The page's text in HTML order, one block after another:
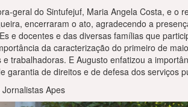
geral do Sintufejuf, Maria Angela Costa, e o
encerraram o ato, agradecendo a
e docentes e das diversas famílias que
da caracterização do primeiro de
e trabalhadoras. E Augusto enfatizou a
garantia de direitos e de defesa dos serviços
Apes